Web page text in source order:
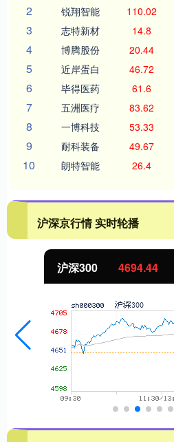
2 锐翔智能 110.02
3 志特新材 14.8
4 博腾股份 20.44
5 近岸蛋白 46.72
6 毕得医药 61.6
7 五洲医疗 83.62
8 一博科技 53.33
9 耐科装备 49.67
10 朗特智能 26.4
沪深京行情 实时轮播
43.13 0.93%